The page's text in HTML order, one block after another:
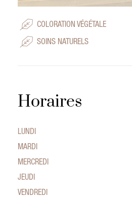
COLORATION VÉGÉTALE
SOINS NATURELS
Horaires
LUNDI
MARDI
MERCREDI
JEUDI
VENDREDI